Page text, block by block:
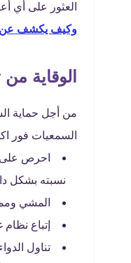
العثور على أي
وكيف يكشف عن
الوقاية
من أجل حماية
السمعيات فور
احرص على
نسبته بشكل
المشي
إتباع
تناول